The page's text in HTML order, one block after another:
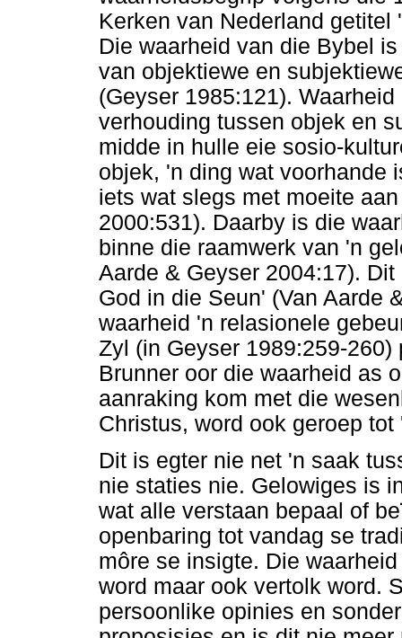
Kerken van Nederland
Die waarheid van die Bybel
van objektiewe en
(Geyser 1985:121).
verhouding tussen objek en
midde in hulle eie sosio-
objek, 'n ding wat voorhande
iets wat slegs met moeite
2000:531). Daarby is die
binne die raamwerk van 'n
Aarde & Geyser 2004:17).
God in die Seun' (Van Aarde
waarheid 'n relasionele
Zyl (in Geyser 1989:259-
Brunner oor die waarheid as
aanraking kom met die
Christus, word ook geroep
Dit is egter nie net 'n saak
nie staties nie. Gelowiges is
wat alle verstaan bepaal of
openbaring tot vandag se
môre se insigte. Die
word maar ook vertolk word.
persoonlike opinies en